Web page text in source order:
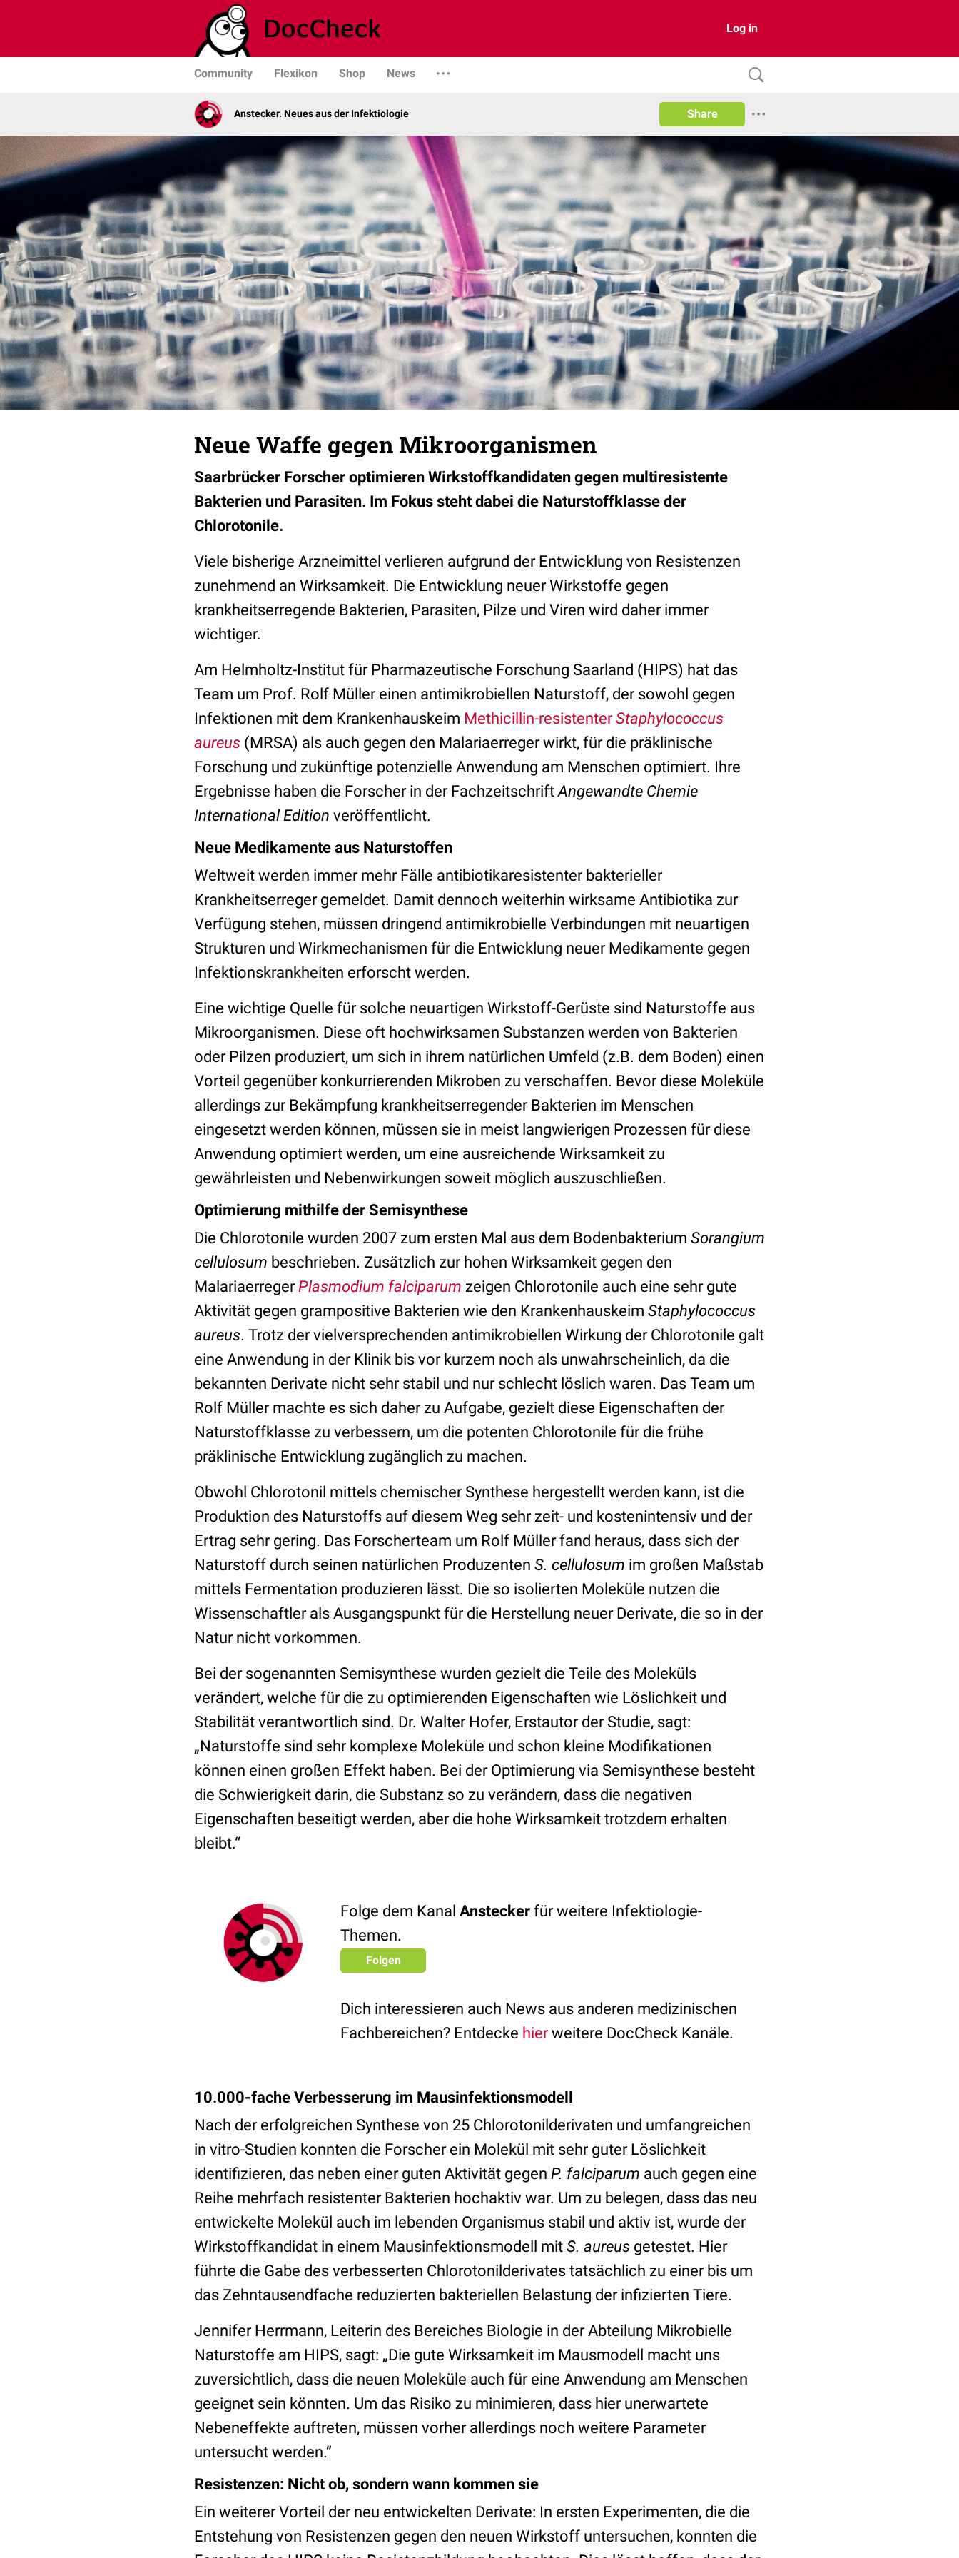
Log in
Community Flexikon Shop News
Anstecker. Neues aus der Infektiologie Share
Neue Waffe gegen Mikroorganismen
Saarbrücker Forscher optimieren Wirkstoffkandidaten gegen multiresistente
Bakterien und Parasiten. Im Fokus steht dabei die Naturstoffklasse der
Chlorotonile.
Viele bisherige Arzneimittel verlieren aufgrund der Entwicklung von Resistenzen
zunehmend an Wirksamkeit. Die Entwicklung neuer Wirkstoffe gegen
krankheitserregende Bakterien, Parasiten, Pilze und Viren wird daher immer
wichtiger.
Am Helmholtz-Institut für Pharmazeutische Forschung Saarland (HIPS) hat das
Team um Prof. Rolf Müller einen antimikrobiellen Naturstoff, der sowohl gegen
Infektionen mit dem Krankenhauskeim Methicillin-resistenterStaphylococcus
aureus (MRSA) als auch gegen den Malariaerreger wirkt, für die präklinische
Forschung und zukünftige potenzielle Anwendung am Menschen optimiert. Ihre
Ergebnisse haben die Forscher in der FachzeitschriftAngewandte Chemie
International Edition veröffentlicht.
Neue Medikamente aus Naturstoffen
Weltweit werden immer mehr Fälle antibiotikaresistenter bakterieller
Krankheitserreger gemeldet. Damit dennoch weiterhin wirksame Antibiotika zur
Verfügung stehen, müssen dringend antimikrobielle Verbindungen mit neuartigen
Strukturen und Wirkmechanismen für die Entwicklung neuer Medikamente gegen
Infektionskrankheiten erforscht werden.
Eine wichtige Quelle für solche neuartigen Wirkstoff-Gerüste sind Naturstoffe aus
Mikroorganismen. Diese oft hochwirksamen Substanzen werden von Bakterien
oder Pilzen produziert, um sich in ihrem natürlichen Umfeld (z.B. dem Boden) einen
Vorteil gegenüber konkurrierenden Mikroben zu verschaffen. Bevor diese Moleküle
allerdings zur Bekämpfung krankheitserregender Bakterien im Menschen
eingesetzt werden können, müssen sie in meist langwierigen Prozessen für diese
Anwendung optimiert werden, um eine ausreichende Wirksamkeit zu
gewährleisten und Nebenwirkungen soweit möglich auszuschließen.
Optimierung mithilfe der Semisynthese
Die Chlorotonile wurden 2007 zum ersten Mal aus dem Bodenbakterium Sorangium
cellulosum beschrieben. Zusätzlich zur hohen Wirksamkeit gegen den
MalariaerregerPlasmodium falciparum zeigen Chlorotonile auch eine sehr gute
Aktivität gegen grampositive Bakterien wie den Krankenhauskeim Staphylococcus
aureus. Trotz der vielversprechenden antimikrobiellen Wirkung der Chlorotonile galt
eine Anwendung in der Klinik bis vor kurzem noch als unwahrscheinlich, da die
bekannten Derivate nicht sehr stabil und nur schlecht löslich waren. Das Team um
Rolf Müller machte es sich daher zu Aufgabe, gezielt diese Eigenschaften der
Naturstoffklasse zu verbessern, um die potenten Chlorotonile für die frühe
präklinische Entwicklung zugänglich zu machen.
Obwohl Chlorotonil mittels chemischer Synthese hergestellt werden kann, ist die
Produktion des Naturstoffs auf diesem Weg sehr zeit- und kostenintensiv und der
Ertrag sehr gering. Das Forscherteam um Rolf Müller fand heraus, dass sich der
Naturstoff durch seinen natürlichen Produzenten S. cellulosum im großen Maßstab
mittels Fermentation produzieren lässt. Die so isolierten Moleküle nutzen die
Wissenschaftler als Ausgangspunkt für die Herstellung neuer Derivate, die so in der
Natur nicht vorkommen.
Bei der sogenannten Semisynthese wurden gezielt die Teile des Moleküls
verändert, welche für die zu optimierenden Eigenschaften wie Löslichkeit und
Stabilität verantwortlich sind. Dr. Walter Hofer, Erstautor der Studie, sagt:
„Naturstoffe sind sehr komplexe Moleküle und schon kleine Modifikationen
können einen großen Effekt haben. Bei der Optimierung via Semisynthese besteht
die Schwierigkeit darin, die Substanz so zu verändern, dass die negativen
Eigenschaften beseitigt werden, aber die hohe Wirksamkeit trotzdem erhalten
bleibt.“
Folge dem Kanal Anstecker für weitere Infektiologie-
Themen.
Folgen
Dich interessieren auch News aus anderen medizinischen
Fachbereichen? Entdecke hierweitere DocCheck Kanäle.
10.000-fache Verbesserung im Mausinfektionsmodell
Nach der erfolgreichen Synthese von 25 Chlorotonilderivaten und umfangreichen
in vitro-Studien konnten die Forscher ein Molekül mit sehr guter Löslichkeit
identifizieren, das neben einer guten Aktivität gegen P. falciparum auch gegen eine
Reihe mehrfach resistenter Bakterien hochaktiv war. Um zu belegen, dass das neu
entwickelte Molekül auch im lebenden Organismus stabil und aktiv ist, wurde der
Wirkstoffkandidat in einem Mausinfektionsmodell mit S. aureus getestet. Hier
führte die Gabe des verbesserten Chlorotonilderivates tatsächlich zu einer bis um
das Zehntausendfache reduzierten bakteriellen Belastung der infizierten Tiere.
Jennifer Herrmann, Leiterin des Bereiches Biologie in der Abteilung Mikrobielle
Naturstoffe am HIPS, sagt: „Die gute Wirksamkeit im Mausmodell macht uns
zuversichtlich, dass die neuen Moleküle auch für eine Anwendung am Menschen
geeignet sein könnten. Um das Risiko zu minimieren, dass hier unerwartete
Nebeneffekte auftreten, müssen vorher allerdings noch weitere Parameter
untersucht werden.”
Resistenzen: Nicht ob, sondern wann kommen sie
Ein weiterer Vorteil der neu entwickelten Derivate: In ersten Experimenten, die die
Entstehung von Resistenzen gegen den neuen Wirkstoff untersuchen, konnten die